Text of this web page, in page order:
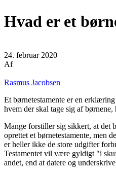
Hvad er et
24. februar 2020
Af
Rasmus Jacobsen
Et børnetestamente er en
hvem der skal tage sig af
Mange forstiller sig sikkert, at det
oprettet et børnetestamente, men
er heller ikke de store udgifter
Testamentet vil være gyldigt "i
andet, end at datere og